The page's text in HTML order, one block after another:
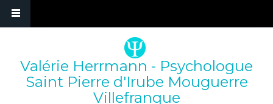
Valérie Herrmann - Psychologue
Saint Pierre d'Irube Mouguerre
Villefranque